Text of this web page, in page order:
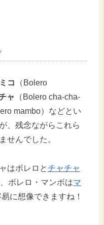
コ
（Bolero
ャ
（Bolero cha-cha-
mambo）などとい
、残念ながらこれら
せんでした。
はボレロとチャチャ
ボレロ・マンボはマ
に想像できますね！